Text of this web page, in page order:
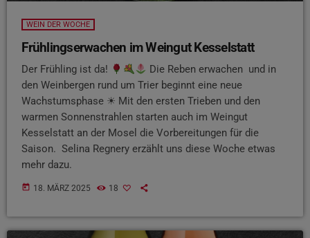
WEIN DER WOCHE
Frühlingserwachen im Weingut Kesselstatt
Der Frühling ist da!
Die Reben erwachen und in
den Weinbergen rund um Trier beginnt eine neue
Wachstumsphase ☀ Mit den ersten Trieben und den
warmen Sonnenstrahlen starten auch im Weingut
Kesselstatt an der Mosel die Vorbereitungen für die
Saison. Selina Regnery erzählt uns diese Woche etwas
mehr dazu.
today 18. MÄRZ 2025 18